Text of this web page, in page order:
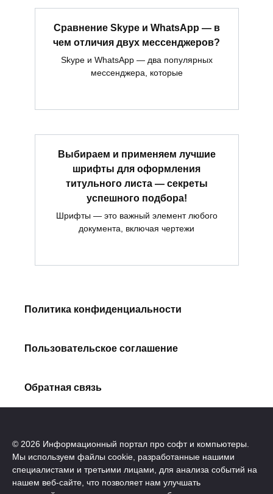
Сравнение Skype и WhatsApp — в
чем отличия двух мессенджеров?
Skype и WhatsApp — два популярных
мессенджера, которые
Выбираем и применяем лучшие
шрифты для оформления
титульного листа — секреты
успешного подбора!
Шрифты — это важный элемент любого
документа, включая чертежи
Политика конфиденциальности
Пользовательское соглашение
Обратная связь
© 2026 Информационный портал про софт и компьютеры.
Мы используем файлы cookie, разработанные нашими
специалистами и третьими лицами, для анализа событий на
нашем веб-сайте, что позволяет нам улучшать